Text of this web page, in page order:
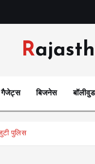
गैजेट्स बिजनेस बॉलीवुड
पुलिस